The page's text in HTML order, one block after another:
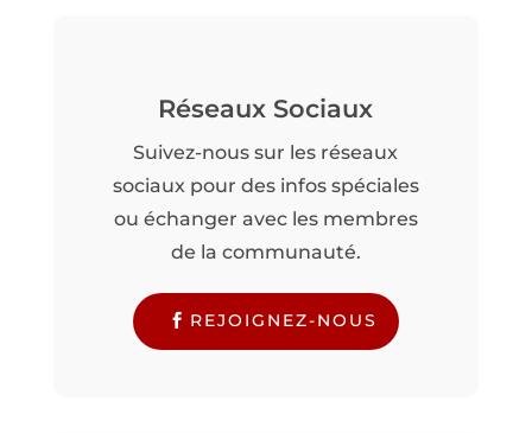
Réseaux Sociaux
Suivez-nous sur les réseaux
sociaux pour des infos spéciales
ou échanger avec les membres
de la communauté.
REJOIGNEZ-NOUS